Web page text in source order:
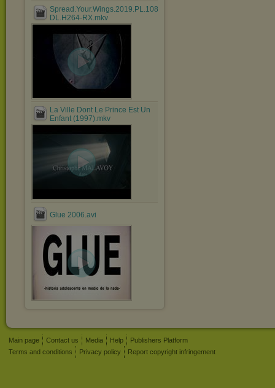
Spread.Your.Wings.2019.PL.1080p.WEB-
DL.H264-RX.mkv
La Ville Dont Le Prince Est Un
Enfant (1997).mkv
Glue 2006.avi
Main page Contact us Media Help
Publishers Platform
Terms and conditions
Privacy policy Report copyright infringement